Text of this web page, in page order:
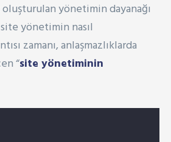
oluşturulan yönetimin dayanağı
yönetimin nasıl
zamanı, anlaşmazlıklarda
“site yönetiminin